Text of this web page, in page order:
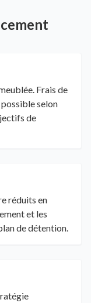
Frais de
selon
de
réduits en
et les
de détention.